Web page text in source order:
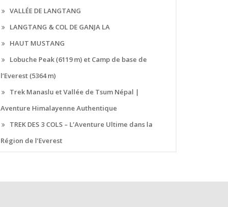
VALLÉE DE LANGTANG
LANGTANG & COL DE GANJA LA
HAUT MUSTANG
Lobuche Peak (6119 m) et Camp de base de
l’Everest (5364 m)
Trek Manaslu et Vallée de Tsum Népal |
Aventure Himalayenne Authentique
TREK DES 3 COLS – L’Aventure Ultime dans la
Région de l’Everest